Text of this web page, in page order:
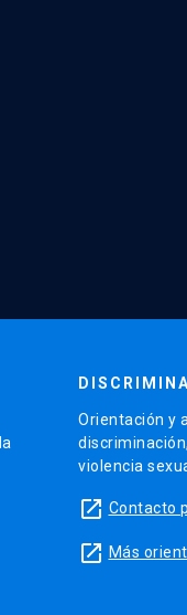
Orientación y
violencia
launch Contacto
launch Más